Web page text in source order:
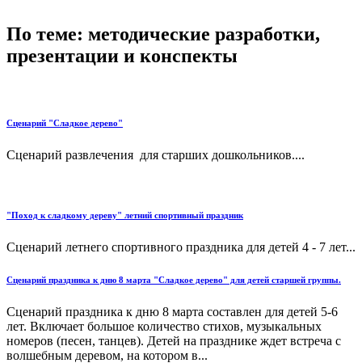
По теме: методические разработки,
презентации и конспекты
Сценарий "Сладкое дерево"
Сценарий развлечения для старших дошкольников....
"Поход к сладкому дереву" летний спортивный праздник
Сценарий летнего спортивного праздника для детей 4 - 7 лет...
Сценарий праздника к дню 8 марта "Сладкое дерево" для детей старшей группы.
Сценарий праздника к дню 8 марта составлен для детей 5-6
лет. Включает большое количество стихов, музыкальных
номеров (песен, танцев). Детей на празднике ждет встреча с
волшебным деревом, на котором в...